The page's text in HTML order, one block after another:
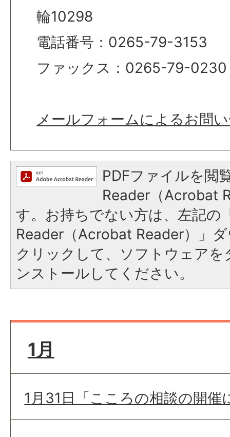
輪10298
電話番号：0265-79-3153
ファックス：0265-79-0230
メールフォームによるお問
PDFファイルを閲
Reader（Acrobat
す。お持ちでない方は、左記の
Reader（Acrobat Reader）」
クリックして、ソフトウェア
ンストールしてください。
1月
1月31日「こころの相談の開催